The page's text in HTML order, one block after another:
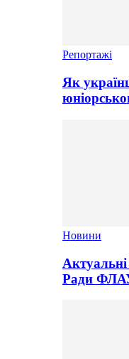
Репортажі
Як
Новини
Ради